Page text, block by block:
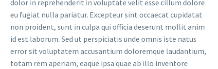
dolor in reprehenderit in voluptate velit esse cillum dolore
eu fugiat nulla pariatur. Excepteur sint occaecat cupidatat
non proident, sunt in culpa qui officia deserunt mollit anim
id est laborum. Sed ut perspiciatis unde omnis iste natus
error sit voluptatem accusantium doloremque laudantium,
totam rem aperiam, eaque ipsa quae ab illo inventore